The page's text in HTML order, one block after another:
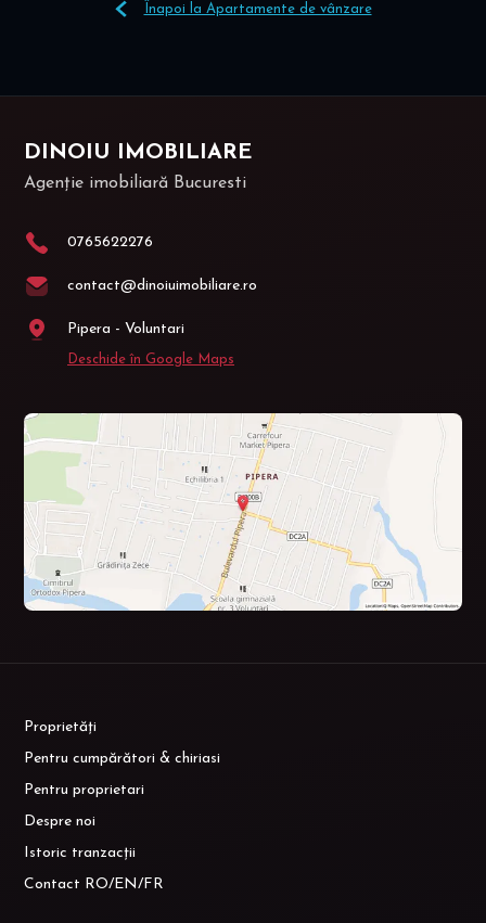
Înapoi la Apartamente de vânzare
DINOIU IMOBILIARE
Agenție imobiliară Bucuresti
0765622276
contact@dinoiuimobiliare.ro
Pipera - Voluntari
Deschide în Google Maps
Proprietăți
Pentru cumpărători & chiriasi
Pentru proprietari
Despre noi
Istoric tranzacții
Contact RO/EN/FR